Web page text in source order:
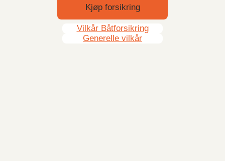
Kjøp forsikring
Vilkår Båtforsikring
Generelle vilkår